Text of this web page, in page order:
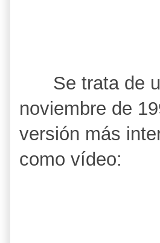
Se trata de
noviembre de
versión más
como vídeo: